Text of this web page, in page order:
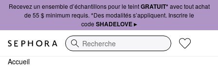
Recevez un ensemble d’échantillons pour le teintGRATUIT*avec tout achat
de 55 $ minimum requis. *Des modalités s’appliquent. Inscrire le
code SHADELOVE ▸
Recherche
Accueil